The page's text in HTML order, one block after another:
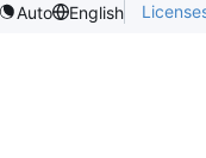
Auto
English